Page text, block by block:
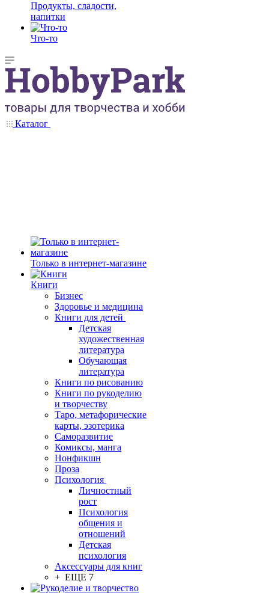
Продукты, сладости,
напитки
Что-то
Каталог
Только в интернет-магазине
Книги
Бизнес
Здоровье и медицина
Книги для детей
Детская
художественная
литература
Обучающая
литература
Книги по рисованию
Книги по рукоделию
и творчеству
Таро, метафорические
карты, эзотерика
Саморазвитие
Комиксы, манга
Нонфикшн
Проза
Психология
Личностный
рост
Психология
общения и
отношений
Детская
психология
Аксессуары для книг
+ ЕЩЕ 7